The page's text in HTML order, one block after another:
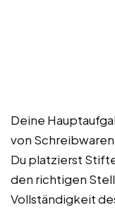
Deine
von
Du platzierst
den richtigen
Vollständigkeit